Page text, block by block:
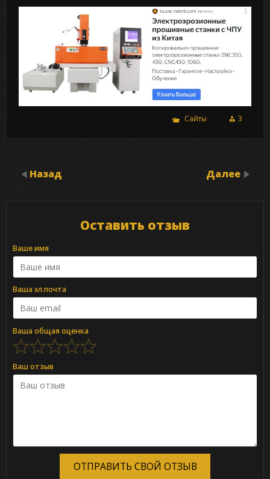
Сайты 3
Назад Далее
Оставить отзыв
Ваше имя
Ваша эл.почта
Ваша общая оценка
Ваш отзыв
ОТПРАВИТЬ СВОЙ ОТЗЫВ